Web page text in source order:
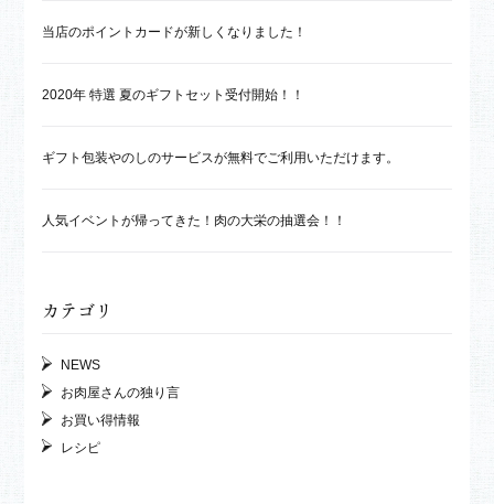
当店のポイントカードが新しくなりました！
2020年 特選 夏のギフトセット受付開始！！
ギフト包装やのしのサービスが無料でご利用いただけます。
人気イベントが帰ってきた！肉の大栄の抽選会！！
カテゴリ
NEWS
お肉屋さんの独り言
お買い得情報
レシピ